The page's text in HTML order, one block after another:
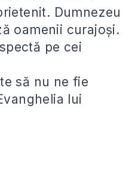
Dumnezeu
oamenii curajoși.
pe cei
să nu ne fie
lui